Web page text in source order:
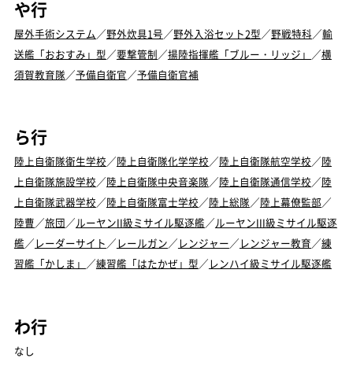
や行
屋外手術システム／野外炊具1号／野外入浴セット2型／野戦特科／輸
送艦「おおすみ」型／要撃管制／揚陸指揮艦「ブルー・リッジ」 ／横
須賀教育隊／予備自衛官／予備自衛官補
ら行
陸上自衛隊衛生学校／陸上自衛隊化学学校／陸上自衛隊航空学校／陸
上自衛隊施設学校／陸上自衛隊中央音楽隊／陸上自衛隊通信学校／陸
上自衛隊武器学校／陸上自衛隊富士学校／陸上総隊／陸上幕僚監部／
陸曹／旅団／ルーヤンII級ミサイル駆逐艦／ルーヤンIII級ミサイル駆逐
艦／レーダーサイト ／レールガン／レンジャー／レンジャー教育／練
習艦「かしま」 ／練習艦「はたかぜ」型／レンハイ級ミサイル駆逐艦
わ行
なし